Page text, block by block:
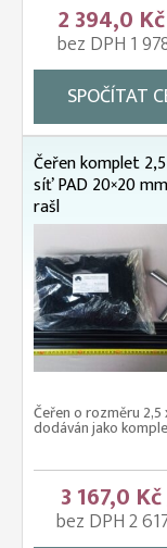
2 394,0
bez DPH 1
SPOČÍTAT
Čeřen komplet
síť PAD 20×20
rašl
Čeřen o rozměru 2,5
dodáván jako
3 167,0
bez DPH 2